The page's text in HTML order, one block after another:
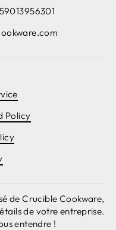
Policy
de Crucible Cookware,
de votre entreprise.
entendre !